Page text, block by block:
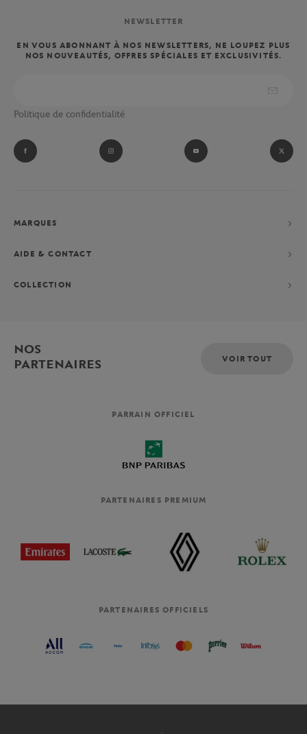
NEWSLETTER
EN VOUS ABONNANT À NOS NEWSLETTERS, NE LOUPEZ PLUS
NOS NOUVEAUTÉS, OFFRES SPÉCIALES ET EXCLUSIVITÉS.
Politique de confidentialité
MARQUES
AIDE & CONTACT
COLLECTION
NOS
PARTENAIRES
VOIR TOUT
PARRAIN OFFICIEL
PARTENAIRES PREMIUM
PARTENAIRES OFFICIELS